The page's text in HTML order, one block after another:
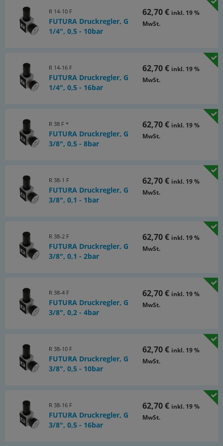
Primärdruck, Regelgenauigkeit: ± 25 mbar
Dokumente:
Dokumentation
(PDF)
Dokumentation: Entscheidungshilfe für die Auswahl
R 14-10 F
FUTURA Druckregler, G
1/4", 0,5 - 10bar
62,70 € inkl. 19 %
MwSt.
R 14-16 F
FUTURA Druckregler, G
1/4", 0,5 - 16bar
62,70 € inkl. 19 %
MwSt.
R 38 F *
FUTURA Druckregler, G
3/8", 0,5 - 8bar
62,70 € inkl. 19 %
MwSt.
R 38-1 F
FUTURA Druckregler, G
3/8", 0,1 - 1bar
62,70 € inkl. 19 %
MwSt.
R 38-2 F
FUTURA Druckregler, G
3/8", 0,1 - 2bar
62,70 € inkl. 19 %
MwSt.
R 38-4 F
FUTURA Druckregler, G
3/8", 0,2 - 4bar
62,70 € inkl. 19 %
MwSt.
R 38-10 F
FUTURA Druckregler, G
3/8", 0,5 - 10bar
62,70 € inkl. 19 %
MwSt.
R 38-16 F
FUTURA Druckregler, G
3/8", 0,5 - 16bar
62,70 € inkl. 19 %
MwSt.